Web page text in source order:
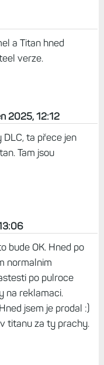
a Titan hned
verze.
2025, 12:12
ta přece jen
Tam jsou
bude OK. Hned po
normalnim
po pulroce
na reklamaci.
jsem je prodal :)
titanu za ty prachy.